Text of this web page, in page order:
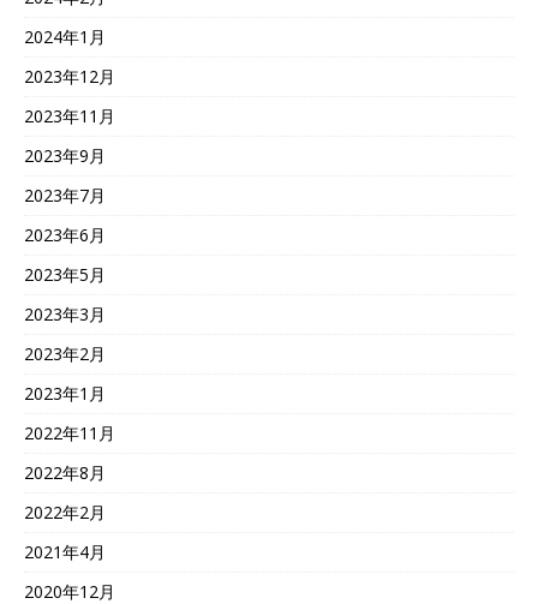
2024年1月
2023年12月
2023年11月
2023年9月
2023年7月
2023年6月
2023年5月
2023年3月
2023年2月
2023年1月
2022年11月
2022年8月
2022年2月
2021年4月
2020年12月